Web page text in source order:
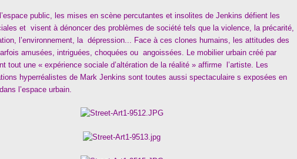
public, les mises en scène percutantes et insolites de Jenkins défient les
et visent à dénoncer des problèmes de société tels que la violence, la précarité,
l’environnement, la dépression... Face à ces clones humains, les attitudes des
amusées, intriguées, choquées ou angoissées. Le mobilier urbain créé par
tout une « expérience sociale d’altération de la réalité » affirme l’artiste. Les
hyperréalistes de Mark Jenkins sont toutes aussi spectaculaire s exposées en
l’espace urbain.